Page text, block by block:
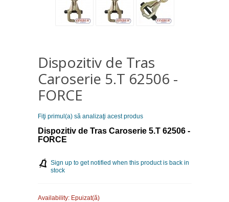
Dispozitiv de Tras
Caroserie 5.T 62506 -
FORCE
Fiţi primul(a) să analizaţi acest produs
Dispozitiv de Tras Caroserie 5.T 62506 -
FORCE
Sign up to get notified when this product is back in
stock
Availability: Epuizat(ă)